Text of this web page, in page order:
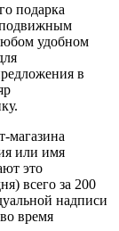
подарка
подвижным
удобном
в
магазина
или имя
это
всего за 200
надписи
время